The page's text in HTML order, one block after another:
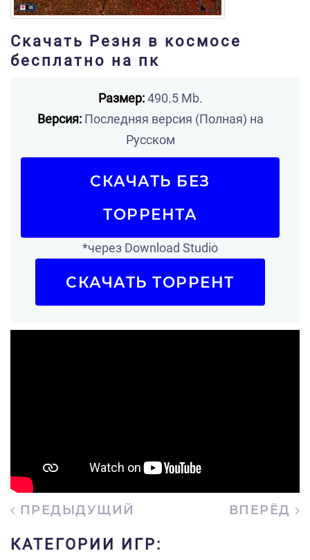
Скачать Резня в космосе
бесплатно на пк
Размер:490.5 Mb.
Версия:Последняя версия (Полная) на
Русском
СКАЧАТЬ БЕЗ
ТОРРЕНТА
*через Download Studio
СКАЧАТЬ ТОРРЕНТ
ПРЕДЫДУЩИЙ ВПЕРЁД
КАТЕГОРИИ ИГР: